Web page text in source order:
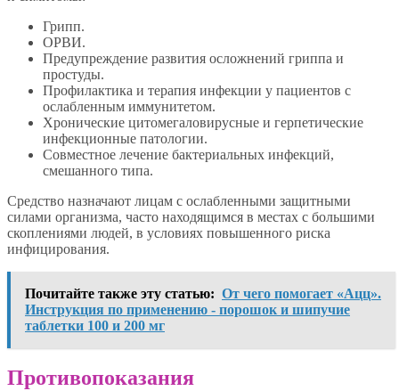
Грипп.
ОРВИ.
Предупреждение развития осложнений гриппа и
простуды.
Профилактика и терапия инфекции у пациентов с
ослабленным иммунитетом.
Хронические цитомегаловирусные и герпетические
инфекционные патологии.
Совместное лечение бактериальных инфекций,
смешанного типа.
Средство назначают лицам с ослабленными защитными
силами организма, часто находящимся в местах с большими
скоплениями людей, в условиях повышенного риска
инфицирования.
Почитайте также эту статью: От чего помогает «Ацц».
Инструкция по применению - порошок и шипучие
таблетки 100 и 200 мг
Противопоказания